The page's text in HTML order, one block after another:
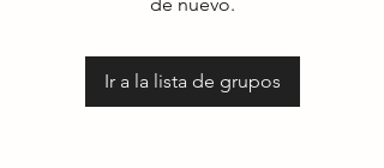
Ir a la lista de grupos